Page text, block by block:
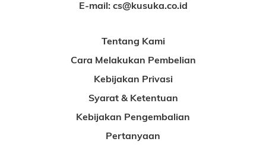
E-mail: cs@kusuka.co.id
Tentang Kami
Cara Melakukan Pembelian
Kebijakan Privasi
Syarat & Ketentuan
Kebijakan Pengembalian
Pertanyaan